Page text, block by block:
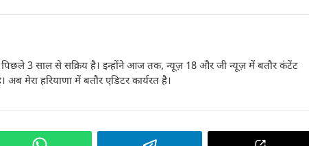
में पिछले 3 साल से सक्रिय है। इन्होंने आज तक, न्यूज़ 18 और जी न्यूज़ में बतौर कंटेंट
मेरा हरियाणा में बतौर एडिटर कार्यरत है।